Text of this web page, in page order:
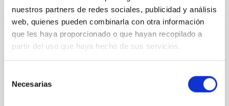
nuestros partners de redes sociales, publicidad y análisis
web, quienes pueden combinarla con otra información
que les haya proporcionado o que hayan recopilado a
partir del uso que haya hecho de sus servicios.
Necesarias
PROYECTO
IACTEC Grandes Telescopios: El
Telescopio Solar Europeo - EST
http://www.est-
east.eu
) es una iniciativa de la física solar europea en